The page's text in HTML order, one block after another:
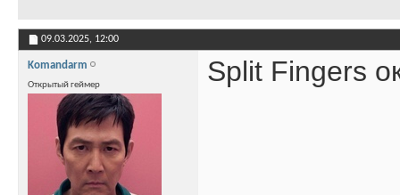
09.03.2025, 12:00
Komandarm
Открытый геймер Split Fingers